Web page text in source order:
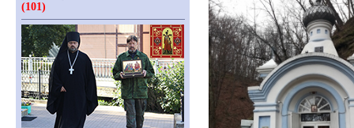
(101)